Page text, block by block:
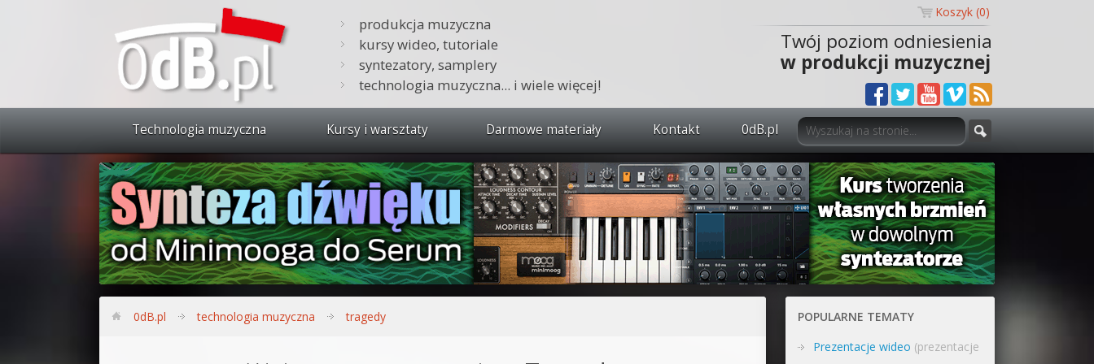
produkcja muzyczna
kursy wideo, tutoriale
syntezatory, samplery
technologia muzyczna... i wiele więcej!
Koszyk (0)
Twój poziom odniesienia
w produkcji muzycznej
Technologia muzyczna Kursy i warsztaty
Zobacz wszystkie kursy i warsztaty
Synteza dźwięku 🔥
Produkcja muzyczna w praktyce
Bitwig Studio od podstaw
Darmowe materiały Kontakt 0dB.pl
0dB.pl - informacje
Newsletter
Materiały dla mediów
Archiwum aktualności
0dB.pl technologia muzyczna tragedy
POPULARNE TEMATY
Prezentacje wideo (prezentacje